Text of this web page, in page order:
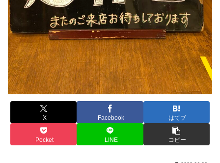
X Facebook はてブ
Pocket LINE コピー